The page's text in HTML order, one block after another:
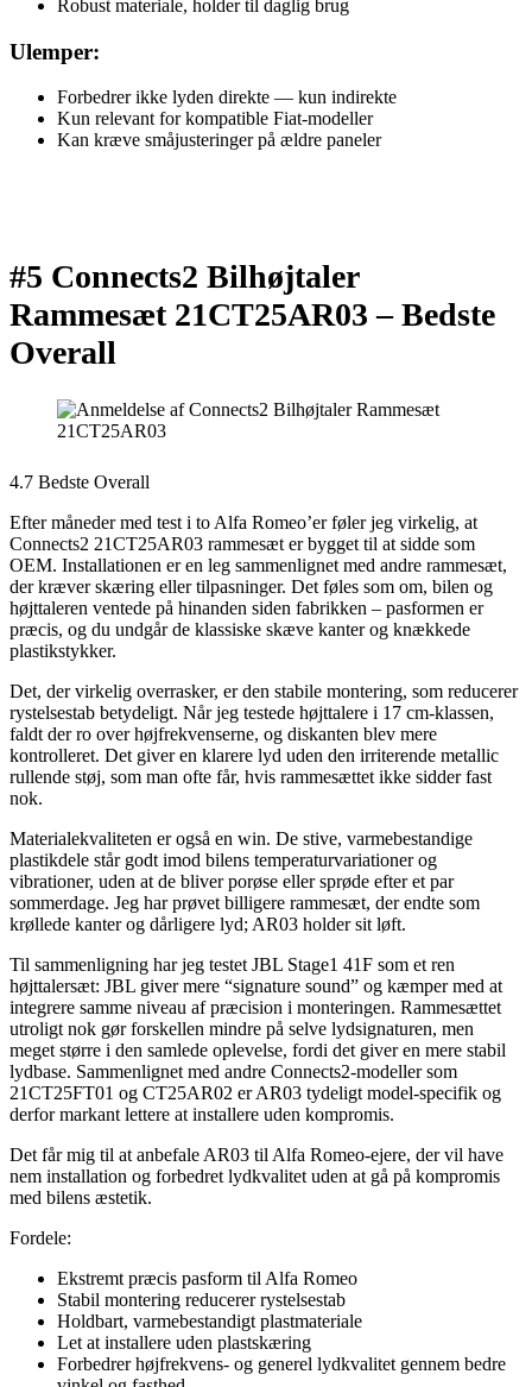
Robust materiale, holder til daglig brug
Ulemper:
Forbedrer ikke lyden direkte — kun indirekte
Kun relevant for kompatible Fiat-modeller
Kan kræve småjusteringer på ældre paneler
#5 Connects2 Bilhøjtaler
Rammesæt 21CT25AR03 –Bedste
Overall
4.7 Bedste Overall
Efter måneder med test i to Alfa Romeo’er føler jeg virkelig, at
Connects2 21CT25AR03 rammesæt er bygget til at sidde som
OEM. Installationen er en leg sammenlignet med andre rammesæt,
der kræver skæring eller tilpasninger. Det føles som om, bilen og
højttaleren ventede på hinanden siden fabrikken – pasformen er
præcis, og du undgår de klassiske skæve kanter og knækkede
plastikstykker.
Det, der virkelig overrasker, er den stabile montering, som reducerer
rystelsestab betydeligt. Når jeg testede højttalere i 17 cm-klassen,
faldt der ro over højfrekvenserne, og diskanten blev mere
kontrolleret. Det giver en klarere lyd uden den irriterende metallic
rullende støj, som man ofte får, hvis rammesættet ikke sidder fast
nok.
Materialekvaliteten er også en win. De stive, varmebestandige
plastikdele står godt imod bilens temperaturvariationer og
vibrationer, uden at de bliver porøse eller sprøde efter et par
sommerdage. Jeg har prøvet billigere rammesæt, der endte som
krøllede kanter og dårligere lyd; AR03 holder sit løft.
Til sammenligning har jeg testet JBL Stage1 41F som et ren
højttalersæt: JBL giver mere “signature sound” og kæmper med at
integrere samme niveau af præcision i monteringen. Rammesættet
utroligt nok gør forskellen mindre på selve lydsignaturen, men
meget større i den samlede oplevelse, fordi det giver en mere stabil
lydbase. Sammenlignet med andre Connects2-modeller som
21CT25FT01 og CT25AR02 er AR03 tydeligt model-specifik og
derfor markant lettere at installere uden kompromis.
Det får mig til at anbefale AR03 til Alfa Romeo-ejere, der vil have
nem installation og forbedret lydkvalitet uden at gå på kompromis
med bilens æstetik.
Fordele:
Ekstremt præcis pasform til Alfa Romeo
Stabil montering reducerer rystelsestab
Holdbart, varmebestandigt plastmateriale
Let at installere uden plastskæring
Forbedrer højfrekvens- og generel lydkvalitet gennem bedre